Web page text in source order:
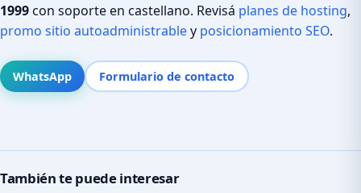
1999con soporte en castellano. Revisá planes de hosting,
promo sitio autoadministrabley posicionamiento SEO.
WhatsApp Formulario de contacto
También te puede interesar